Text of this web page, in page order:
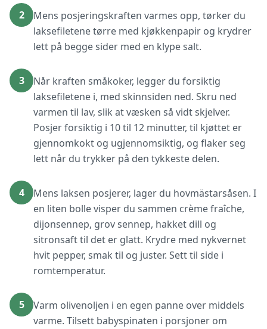
2
Mens posjeringskraften varmes opp, tørker du
laksefiletene tørre med kjøkkenpapir og krydrer
lett på begge sider med en klype salt.
3
Når kraften småkoker, legger du forsiktig
laksefiletene i, med skinnsiden ned. Skru ned
varmen til lav, slik at væsken så vidt skjelver.
Posjer forsiktig i 10 til 12 minutter, til kjøttet er
gjennomkokt og ugjennomsiktig, og flaker seg
lett når du trykker på den tykkeste delen.
4
Mens laksen posjerer, lager du hovmästarsåsen. I
en liten bolle visper du sammen crème fraîche,
dijonsennep, grov sennep, hakket dill og
sitronsaft til det er glatt. Krydre med nykvernet
hvit pepper, smak til og juster. Sett til side i
romtemperatur.
5
Varm olivenoljen i en egen panne over middels
varme. Tilsett babyspinaten i porsjoner om